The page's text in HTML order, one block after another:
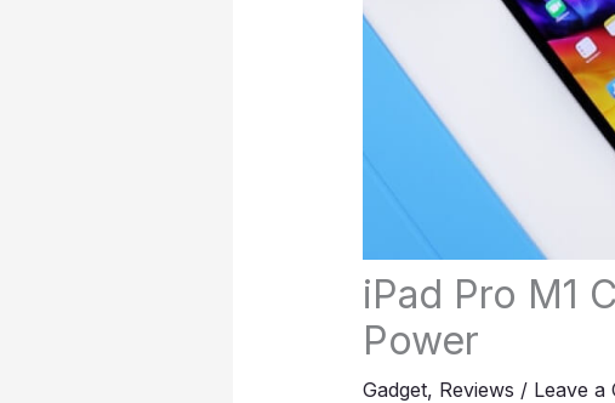
iPad Pro M1
Power
Gadget, Reviews / Leave a